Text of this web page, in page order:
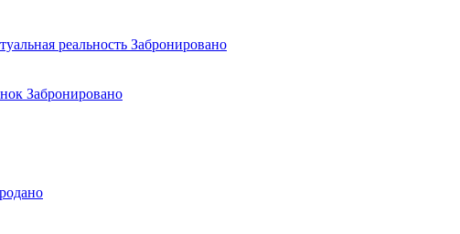
реальность Забронировано
Забронировано